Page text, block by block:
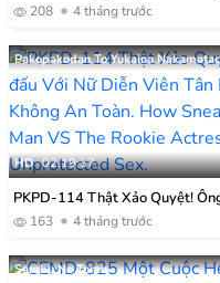
208 4 tháng trước
Pakopakodan To Yukaina
HD 02:19:37
PKPD-114 Thật Xảo Quyệt!
Diễn Viên Tân Binh Từ Chối
163 4 tháng trước
Serebu No Tomo